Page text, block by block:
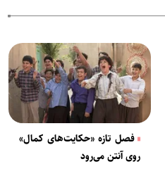
فصل تازه «حکایت‌های کمال»
روی آنتن می‌رود